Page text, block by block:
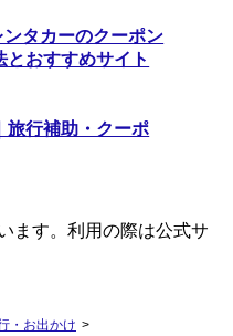
ンタカーのクーポン
おすすめサイト
旅行補助・クーポ
ます。利用の際は公式サ
・お出かけ >